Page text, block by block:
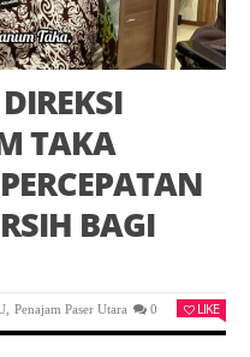
TAKA
BAGI
Penajam Paser Utara 0 LIKE